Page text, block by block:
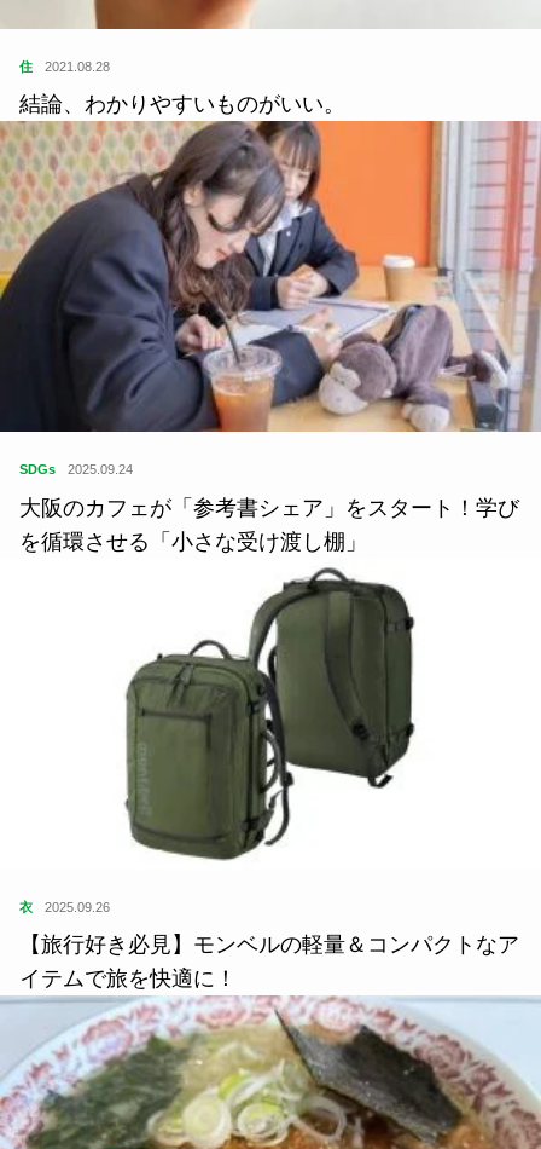
住 2021.08.28
結論、わかりやすいものがいい。
SDGs 2025.09.24
大阪のカフェが「参考書シェア」をスタート！学び
を循環させる「小さな受け渡し棚」
衣 2025.09.26
【旅行好き必見】モンベルの軽量＆コンパクトなア
イテムで旅を快適に！